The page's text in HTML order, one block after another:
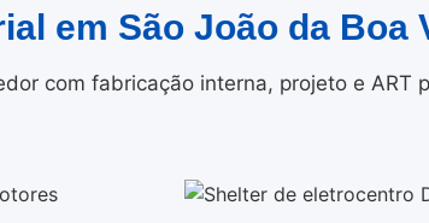
em São João da Boa
com fabricação interna, projeto e ART